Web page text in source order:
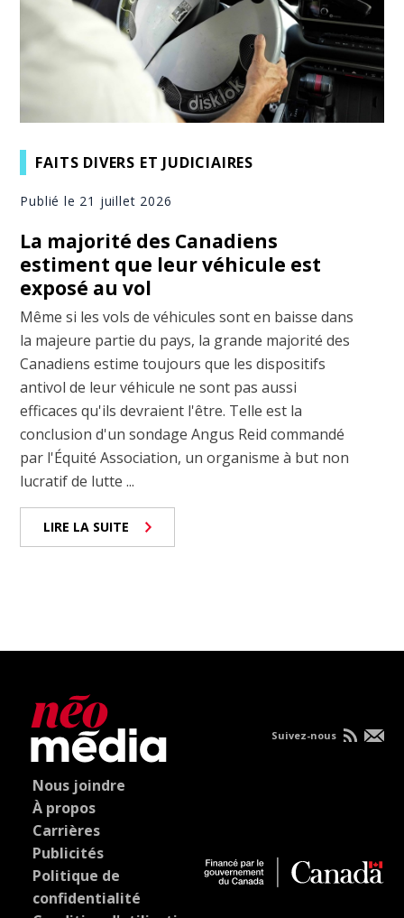
FAITS DIVERS ET JUDICIAIRES
Publié le 21 juillet 2026
La majorité des Canadiens
estiment que leur véhicule est
exposé au vol
Même si les vols de véhicules sont en baisse dans
la majeure partie du pays, la grande majorité des
Canadiens estime toujours que les dispositifs
antivol de leur véhicule ne sont pas aussi
efficaces qu'ils devraient l'être. Telle est la
conclusion d'un sondage Angus Reid commandé
par l'Équité Association, un organisme à but non
lucratif de lutte ...
LIRE LA SUITE
Nous joindre
À propos
Carrières
Publicités
Politique de
confidentialité
Suivez-nous